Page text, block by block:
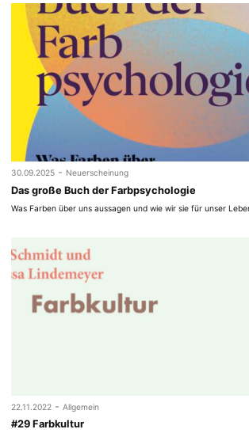
30.09.2025 - Neuerscheinung
Das große Buch der Farbpsychologie
Was Farben über uns aussagen und wie wir sie für unser
22.11.2022 - Allgemein
#29 Farbkultur